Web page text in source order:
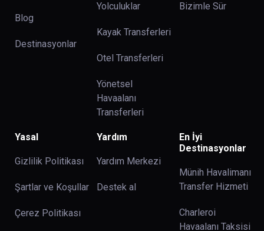
Blog
Destinasyonlar
Yolculuklar
Kayak Transferleri
Otel Transferleri
Yönetsel
Havaalanı
Transferleri
Bizimle Sür
Yasal
Gizlilik Politikası
Şartlar ve Koşullar
Çerez Politikası
Yardım
Yardım Merkezi
Destek al
En İyi
Destinasyonlar
Münih Havalimanı
Transfer Hizmeti
Charleroi
Havaalanı Taksisi